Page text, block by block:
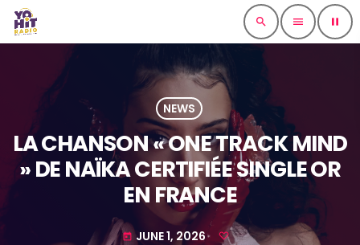
search menu pause
NEWS
LA CHANSON « ONE TRACK MIND
» DE NAÏKA CERTIFIÉE SINGLE OR
EN FRANCE
today JUNE 1, 2026